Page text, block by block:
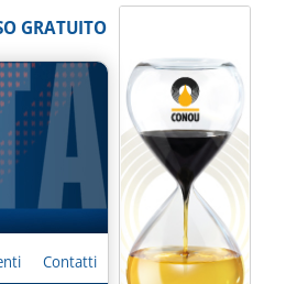
GRATUITO
Contatti